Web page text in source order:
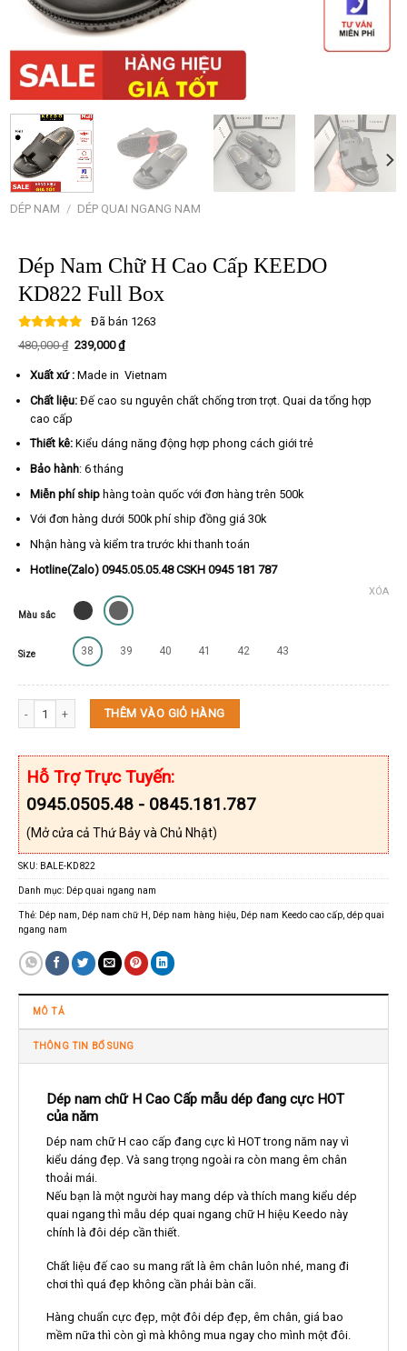
DÉP NAM / DÉP QUAI NGANG NAM
Dép Nam Chữ H Cao Cấp KEEDO
KD822 Full Box
Đã bán 1263
480,000₫ Giá
480,000 ₫.
239,000₫Giá
hiện
là:
Xuất xứ :Made in Vietnam
Chất liệu:Đế cao su nguyên chất chống trơn trợt. Quai da tổng hợp
cao cấp
Thiết kê:Kiểu dáng năng động hợp phong cách giới trẻ
Bảo hành: 6 tháng
Miễn phí shiphàng toàn quốc với đơn hàng trên 500k
Với đơn hàng dưới 500k phí ship đồng giá 30k
Nhận hàng và kiểm tra trước khi thanh toán
Hotline(Zalo) 0945.05.05.48 CSKH 0945 181 787
Màu sắc
Size 38 39 40 41 42 43
XÓA
Dép Nam Chữ H Cao Cấp KEEDO KD822 Full Box số lượng
THÊM VÀO GIỎ HÀNG
Hỗ Trợ Trực Tuyến:
0945.0505.48 - 0845.181.787
(Mở cửa cả Thứ Bảy và Chủ Nhật)
SKU: BALE-KD822
Danh mục: Dép quai ngang nam
Thẻ: Dép nam Dép nam chữ H Dép nam hàng hiệu Dép nam Keedo cao cấp, dép quai
ngang nam
MÔ TẢ
THÔNG TIN BỔ SUNG
Dép nam chữ H Cao Cấp mẫu dép đang cực HOT
của năm
Dép nam chữ H cao cấp đang cực kì HOT trong năm nay vì
kiểu dáng đẹp. Và sang trọng ngoài ra còn mang êm chân
thoải mái.
Nếu bạn là một người hay mang dép và thích mang kiểu dép
quai ngang thì mẫu dép quai ngang chữ H hiệu Keedo này
chính là đôi dép cần thiết.
Chất liệu đế cao su mang rất là êm chân luôn nhé, mang đi
chơi thì quá đẹp không cần phải bàn cãi.
Hàng chuẩn cực đẹp, một đôi dép đẹp, êm chân, giá bao
mềm nữa thì còn gì mà không mua ngay cho mình một đôi.